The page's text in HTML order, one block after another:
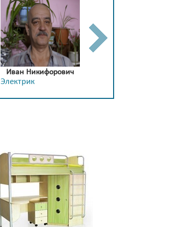
Иван Никифорович
Электрик